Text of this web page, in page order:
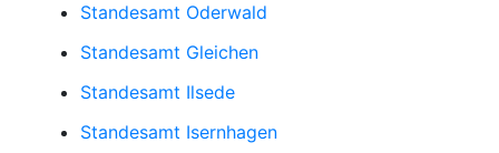
Standesamt Oderwald
Standesamt Gleichen
Standesamt Ilsede
Standesamt Isernhagen